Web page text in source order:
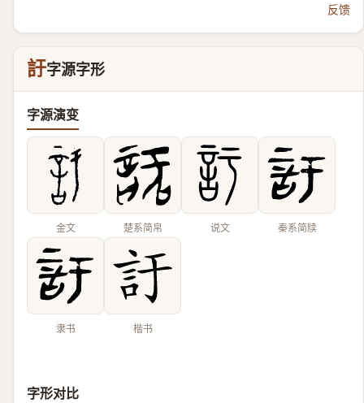
反馈
訏字源字形
字源演变
金文 楚系简帛 说文 秦系简牍
隶书 楷书
字形对比